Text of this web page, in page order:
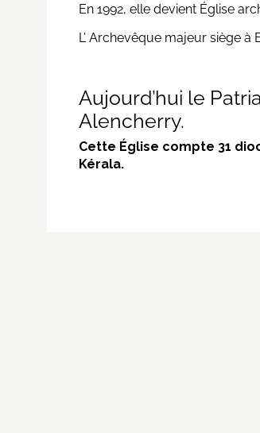
En 1992, elle devient Église
L’ Archevêque majeur siège à
Aujourd’hui le
Alencherry.
Cette Église compte 31
Kérala.